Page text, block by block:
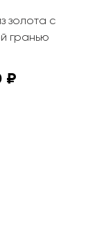
золота с
гранью
₽